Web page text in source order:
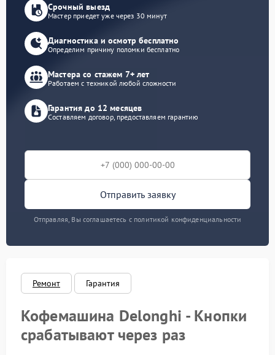
Срочный выезд
Мастер приедет уже через 30 минут
Диагностика и осмотр бесплатно
Определим причину поломки бесплатно
Мастера со стажем 7+ лет
Работаем с техникой любой сложности
Гарантия до 12 месяцев
Составляем договор, предоставляем гарантию
Отправить заявку
Отправляя, Вы соглашаетесь с политикой конфиденциальности
Ремонт Гарантия
Кофемашина Delonghi - Кнопки
срабатывают через раз